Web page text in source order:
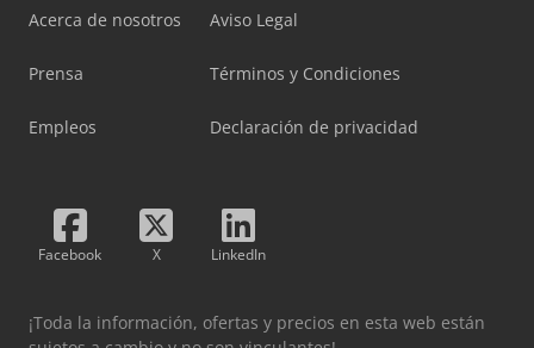
Acerca de nosotros
Prensa
Empleos
Aviso Legal
Términos y Condiciones
Declaración de privacidad
Facebook X LinkedIn
¡Toda la información, ofertas y precios en esta web están